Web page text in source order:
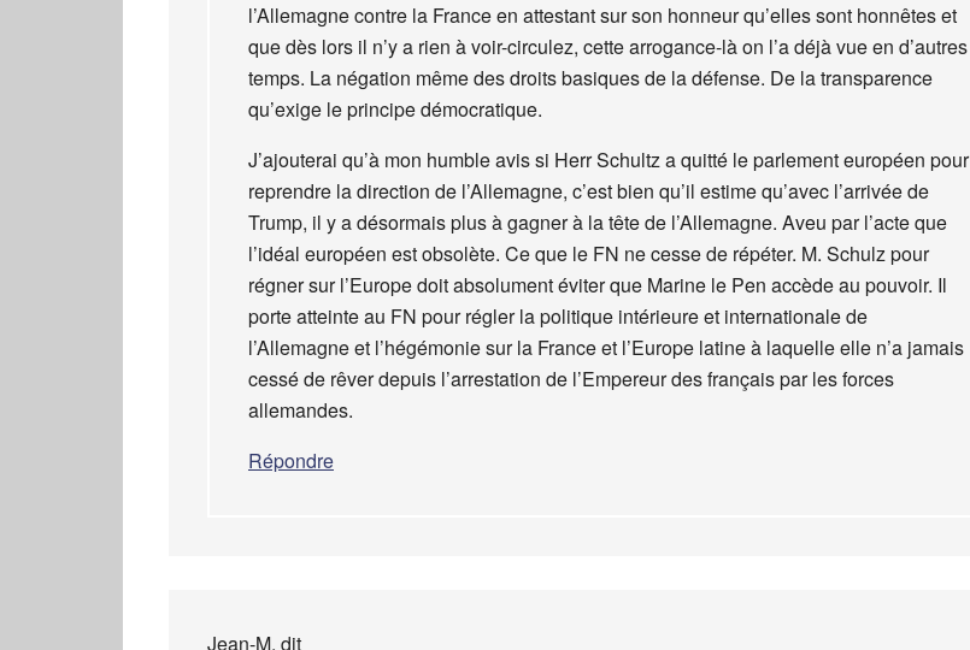
l’Allemagne contre la France en attestant sur son honneur qu’elles sont honnêtes et
que dès lors il n’y a rien à voir-circulez, cette arrogance-là on l’a déjà vue en d’autres
temps. La négation même des droits basiques de la défense. De la transparence
qu’exige le principe démocratique.
J’ajouterai qu’à mon humble avis si Herr Schultz a quitté le parlement européen pour
reprendre la direction de l’Allemagne, c’est bien qu’il estime qu’avec l’arrivée de
Trump, il y a désormais plus à gagner à la tête de l’Allemagne. Aveu par l’acte que
l’idéal européen est obsolète. Ce que le FN ne cesse de répéter. M. Schulz pour
régner sur l’Europe doit absolument éviter que Marine le Pen accède au pouvoir. Il
porte atteinte au FN pour régler la politique intérieure et internationale de
l’Allemagne et l’hégémonie sur la France et l’Europe latine à laquelle elle n’a jamais
cessé de rêver depuis l’arrestation de l’Empereur des français par les forces
allemandes.
Répondre
Jean-M. dit